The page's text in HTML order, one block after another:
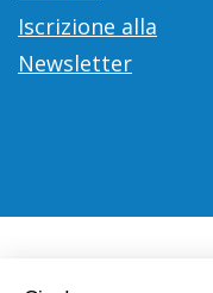
Iscrizione alla
Newsletter
Farmacia Città